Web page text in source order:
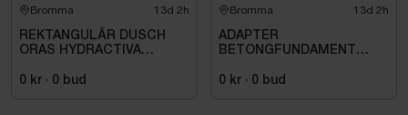
Bromma 13d 2h
REKTANGULÄR DUSCH
ORAS HYDRACTIVA
STÅLLÄGE.
0 kr · 0 bud
Bromma 13d 2h
ADAPTER
BETONGFUNDAMENT
0 kr · 0 bud